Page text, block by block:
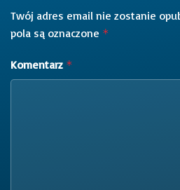
Twój adres email nie zostanie
pola są oznaczone *
Komentarz *